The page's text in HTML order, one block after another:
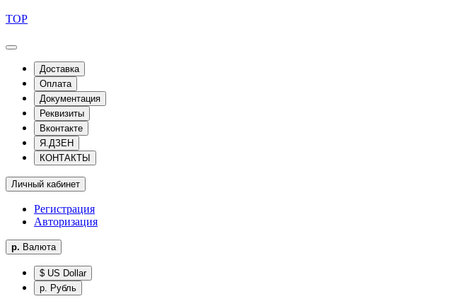
TOP
Доставка
Оплата
Документация
Реквизиты
Вконтакте
Я.ДЗЕН
КОНТАКТЫ
Личный кабинет
Регистрация
Авторизация
р. Валюта
$ US Dollar
р. Рубль